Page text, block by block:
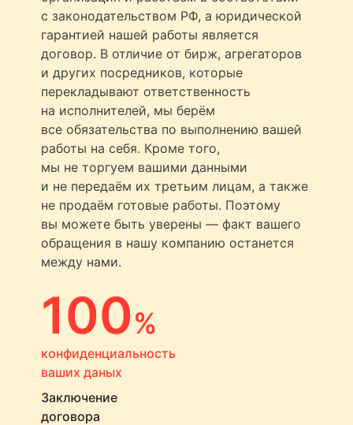
с законодательством РФ, а юридической
гарантией нашей работы является
договор. В отличие от бирж, агрегаторов
и других посредников, которые
перекладывают ответственность
на исполнителей, мы берём
все обязательства по выполнению вашей
работы на себя. Кроме того,
мы не торгуем вашими данными
и не передаём их третьим лицам, а также
не продаём готовые работы. Поэтому
вы можете быть уверены — факт вашего
обращения в нашу компанию останется
между нами.
100%
конфиденциальность
ваших даных
Заключение
договора